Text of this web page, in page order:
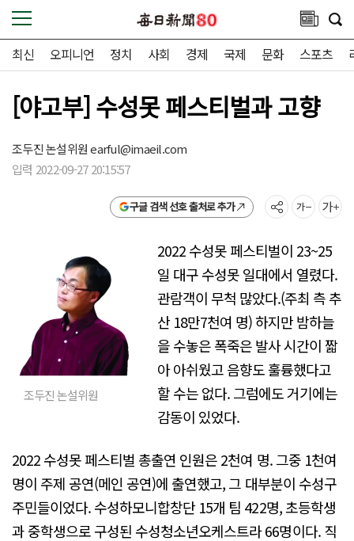
최신 오피니언 정치 사회 경제 국제 문화 스포츠
[야고부] 수성못 페스티벌과 고향
조두진 논설위원earful@imaeil.com
입력 2022-09-27 20:15:57
구글 검색 선호 출처로 추가
조두진 논설위원
2022 수성못 페스티벌이 23~25
일 대구 수성못 일대에서 열렸다.
관람객이 무척 많았다.(주최 측 추
산 18만7천여 명) 하지만 밤하늘
을 수놓은 폭죽은 발사 시간이 짧
아 아쉬웠고 음향도 훌륭했다고
할 수는 없다. 그럼에도 거기에는
감동이 있었다.
2022 수성못 페스티벌 총출연 인원은 2천여 명. 그중 1천여
명이 주제 공연(메인 공연)에 출연했고, 그 대부분이 수성구
주민들이었다. 수성하모니합창단 15개 팀 422명, 초등학생
과 중학생으로 구성된 수성청소년오케스트라 66명이다. 직